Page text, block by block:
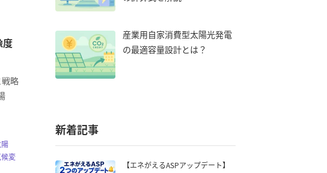
度
略
変
産業用自家消費型太陽光発電
の最適容量設計とは？
新着記事
【エネがえるASPアップデート】